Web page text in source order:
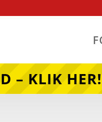
– KLIK HER!